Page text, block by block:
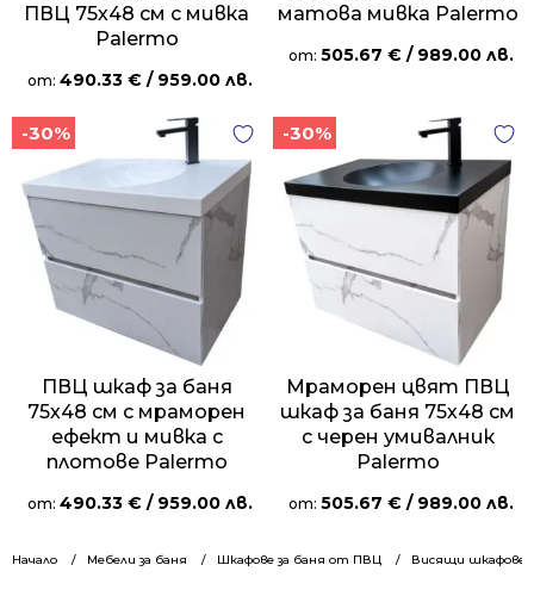
Начало Мебели за баня Шкафове за баня от ПВЦ Висящи шкафове
ПВЦ 75х48 см с мивка
Palermo
от: 490.33 € / 959.00 лв.
матова мивка Palermo
от: 505.67 € / 989.00 лв.
-30%
ПВЦ шкаф за баня
75х48 см с мраморен
ефект и мивка с
плотове Palermo
от: 490.33 € / 959.00 лв.
-30%
Мраморен цвят ПВЦ
шкаф за баня 75х48 см
с черен умивалник
Palermo
от: 505.67 € / 989.00 лв.